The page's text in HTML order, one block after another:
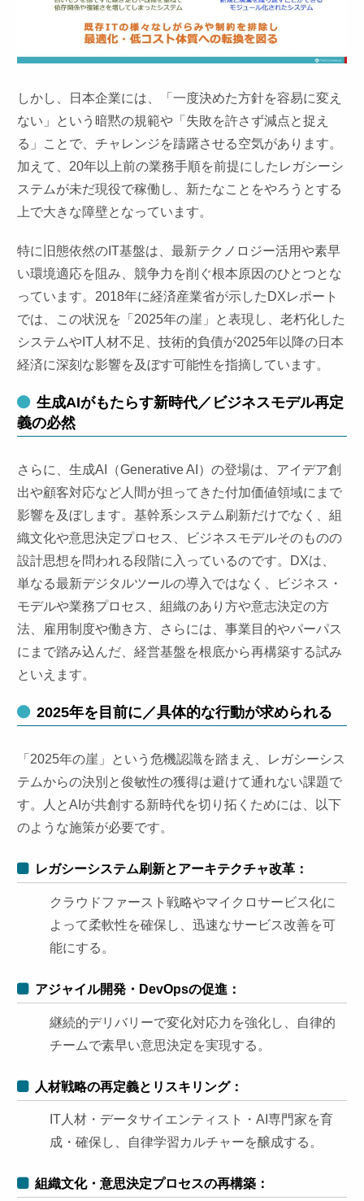
しかし、日本企業には、「一度決めた方針を容易に変え
ない」という暗黙の規範や「失敗を許さず減点と捉え
る」ことで、チャレンジを躊躇させる空気があります。
加えて、20年以上前の業務手順を前提にしたレガシーシ
ステムが未だ現役で稼働し、新たなことをやろうとする
上で大きな障壁となっています。
特に旧態依然のIT基盤は、最新テクノロジー活用や素早
い環境適応を阻み、競争力を削ぐ根本原因のひとつとな
っています。2018年に経済産業省が示したDXレポート
では、この状況を「2025年の崖」と表現し、老朽化した
システムやIT人材不足、技術的負債が2025年以降の日本
経済に深刻な影響を及ぼす可能性を指摘しています。
生成AIがもたらす新時代／ビジネスモデル再定
義の必然
さらに、生成AI（Generative AI）の登場は、アイデア創
出や顧客対応など人間が担ってきた付加価値領域にまで
影響を及ぼします。基幹系システム刷新だけでなく、組
織文化や意思決定プロセス、ビジネスモデルそのものの
設計思想を問われる段階に入っているのです。DXは、
単なる最新デジタルツールの導入ではなく、ビジネス・
モデルや業務プロセス、組織のあり方や意志決定の方
法、雇用制度や働き方、さらには、事業目的やパーパス
にまで踏み込んだ、経営基盤を根底から再構築する試み
といえます。
2025年を目前に／具体的な行動が求められる
「2025年の崖」という危機認識を踏まえ、レガシーシス
テムからの決別と俊敏性の獲得は避けて通れない課題で
す。人とAIが共創する新時代を切り拓くためには、以下
のような施策が必要です。
レガシーシステム刷新とアーキテクチャ改革：
クラウドファースト戦略やマイクロサービス化に
よって柔軟性を確保し、迅速なサービス改善を可
能にする。
アジャイル開発・DevOpsの促進：
継続的デリバリーで変化対応力を強化し、自律的
チームで素早い意思決定を実現する。
人材戦略の再定義とリスキリング：
IT人材・データサイエンティスト・AI専門家を育
成・確保し、自律学習カルチャーを醸成する。
組織文化・意思決定プロセスの再構築：